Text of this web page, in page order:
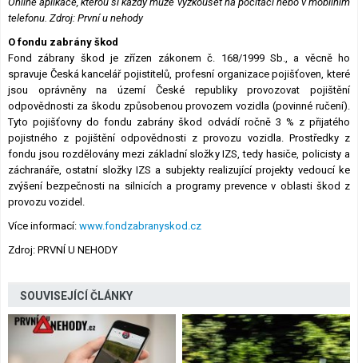
telefonu. Zdroj: První u nehody
O fondu zabrány škod
Fond zábrany škod je zřízen zákonem č. 168/1999 Sb., a věcně ho
spravuje Česká kancelář pojistitelů, profesní organizace pojišťoven, které
jsou oprávněny na území České republiky provozovat pojištění
odpovědnosti za škodu způsobenou provozem vozidla (povinné ručení).
Tyto pojišťovny do fondu zabrány škod odvádí ročně 3 % z přijatého
pojistného z pojištění odpovědnosti z provozu vozidla. Prostředky z
fondu jsou rozdělovány mezi základní složky IZS, tedy hasiče, policisty a
záchranáře, ostatní složky IZS a subjekty realizující projekty vedoucí ke
zvýšení bezpečnosti na silnicích a programy prevence v oblasti škod z
provozu vozidel.
Více informací: www.fondzabranyskod.cz
Zdroj: PRVNÍ U NEHODY
SOUVISEJÍCÍ ČLÁNKY